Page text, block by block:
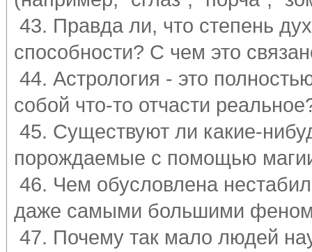
43. Правда ли, что степень
способности? С чем это
44. Астрология - это
собой что-то отчасти
45. Существуют ли какие-
порождаемые с помощью
46. Чем обусловлена
даже самыми большими
47. Почему так мало людей